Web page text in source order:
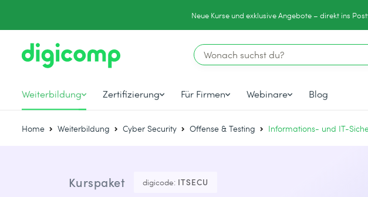
Neue Kurse und exklusive Angebote – direkt ins
Weiterbildung Zertifizierung Für Firmen Webinare Blog
Home Weiterbildung Cyber Security Offense & Testing Informations- und IT-
Kurspaket digicode: ITSECU